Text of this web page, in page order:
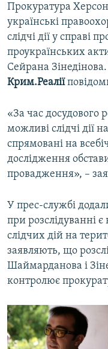
пошуку
ІНТЕРВ'Ю
ВСЕ ЗА ДЕНЬ
СПЕЦПРОЕКТИ
ДЕПОРТАЦІЯ
СВІДЧЕННЯ ОКУПАЦІЇ
УКРАЇНСЬКА ПРОБЛЕМА
ІНФОГРАФІКА
ЯК ОБІЙТИ
Qırımtatar
ДОЛУЧАЙСЯ!
Усі сайти RFE/RL
Прокуратура
українські
слідчі дії у справі
проукраїнських
Сейрана
Крим.Реалії
«За час досудового
можливі слідчі дії
спрямовані на
дослідження
провадження», –
У прес-службі
при розслідуванні
слідчих дій на
заявляють, що
Шаймарданова і
контролює